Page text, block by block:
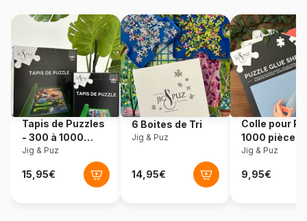
Castorland-300396
EAN 5904438300396
Nombre de pièces 3000 pièces
Dimensions 92 x 68 cm
Tapis de Puzzles
- 300 à 1000
pièces
Jig & Puz
6 Boites de Tri
Jig & Puz
Colle pour
1000 pièces
Jig & Puz